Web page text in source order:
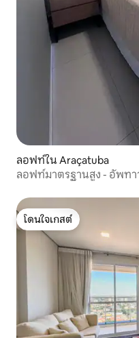
ลอฟท์ใน Araçatuba
ลอฟท์มาตรฐานสูง - อัพทา
โดนใจเกสต์
โดนใจเกสต์